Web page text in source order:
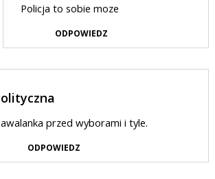
Policja to sobie moze
ODPOWIEDZ
przed wyborami i tyle.
ODPOWIEDZ